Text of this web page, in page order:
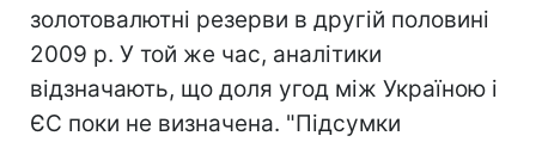
золотовалютні резерви в другій половині
2009 р. У той же час, аналітики
відзначають, що доля угод між Україною і
ЄС поки не визначена. "Підсумки